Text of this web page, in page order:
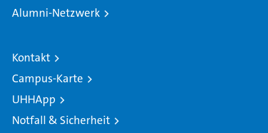
Alumni-Netzwerk
Kontakt
Campus-Karte
UHHApp
Notfall & Sicherheit